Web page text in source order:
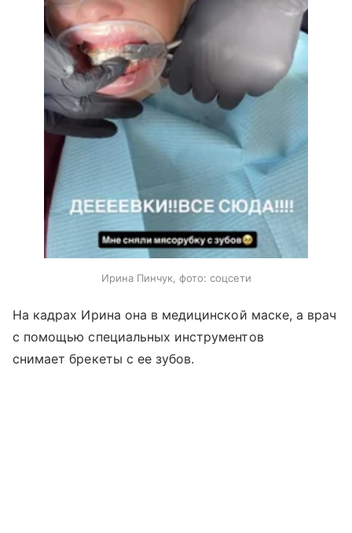
Ирина Пинчук, фото: соцсети
На кадрах Ирина она в медицинской маске, а врач
с помощью специальных инструментов
снимает брекеты с ее зубов.